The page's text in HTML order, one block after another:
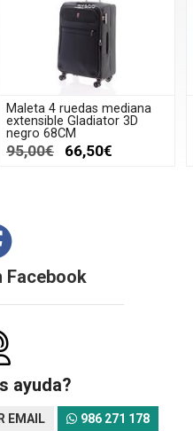
Maleta 4 ruedas mediana
extensible Gladiator 3D
negro 68CM
95,00€ 66,50€
Facebook
ayuda?
EMAIL 986 271 178